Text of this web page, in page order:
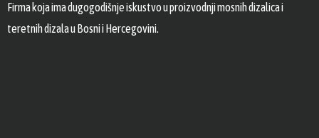
Firma koja ima dugogodišnje iskustvo u proizvodnji mosnih dizalica i
teretnih dizala u Bosni i Hercegovini.